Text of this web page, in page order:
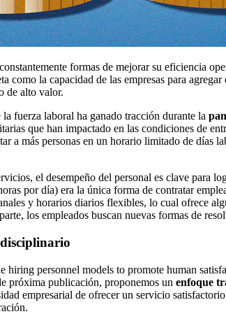
formas de mejorar su eficiencia
como la capacidad de las empresas para
de alto valor.
fuerza laboral ha ganado tracción durante la
que han impactado en las condiciones de
a más personas en un horario limitado de días
el desempeño del personal es clave para
por día) era la única forma de contratar
y horarios diarios flexibles, lo cual ofrece
los empleados buscan nuevas formas de
hiring personnel models to promote human
próxima publicación, proponemos un enfoque
empresarial de ofrecer un servicio